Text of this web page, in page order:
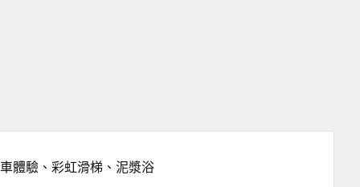
體驗、彩虹滑梯、泥漿浴